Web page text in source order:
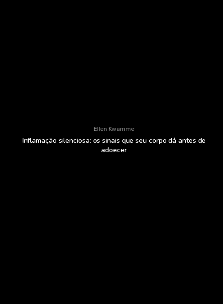
Ellen Kwamme
Inflamação silenciosa: os sinais que seu corpo dá antes de
adoecer